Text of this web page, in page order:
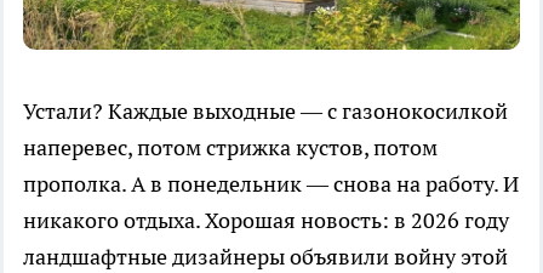
Устали? Каждые выходные — с газонокосилкой
наперевес, потом стрижка кустов, потом
прополка. А в понедельник — снова на работу. И
никакого отдыха. Хорошая новость: в 2026 году
ландшафтные дизайнеры объявили войну этой